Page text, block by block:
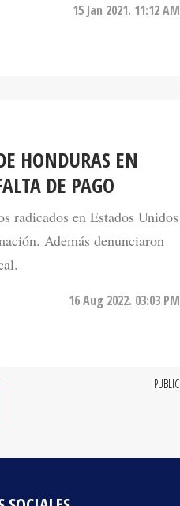
15 Jan 2021. 11:12 AM
HONDURAS EN
DE PAGO
radicados en Estados Unidos
Además denunciaron
16 Aug 2022. 03:03 PM